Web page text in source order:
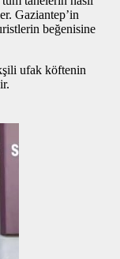
Gaziantep’in
beğenisine
ufak köftenin